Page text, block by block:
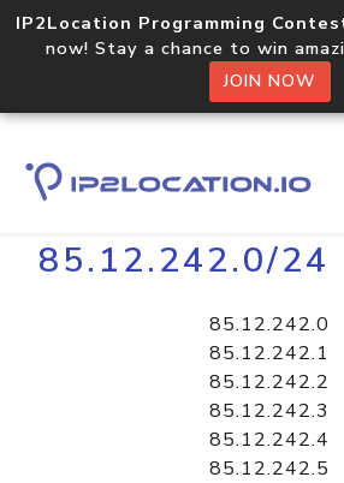
IP2Location Programming
now! Stay a chance to win
JOIN NOW
Home Libraries
85.12.242.0/24
85.12.242.0
85.12.242.1
85.12.242.2
85.12.242.3
85.12.242.4
85.12.242.5